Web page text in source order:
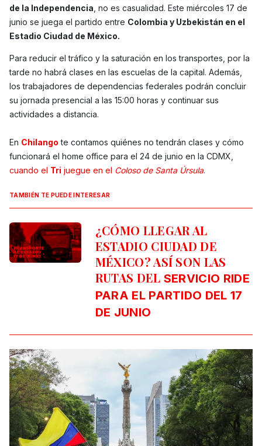
de la Independencia , no es casualidad. Este miércoles 17 de
junio se juega el partido entre Colombia y Uzbekistán en el
Estadio Ciudad de México.
Para reducir el tráfico y la saturación en los transportes, por la
tarde no habrá clases en las escuelas de la capital. Además,
los trabajadores de dependencias federales podrán concluir
su jornada presencial a las 15:00 horas y continuar sus
actividades a distancia.
En Chilango te contamos quiénes no tendrán clases y cómo
funcionará el home office para el 24 de junio en la CDMX,
cuando el Tri juegue en el Coloso de Santa Úrsula.
TAMBIÉN TE PUEDE INTERESAR
¿CÓMO LLEGAR AL
ESTADIO CIUDAD DE
MÉXICO? ASÍ SON LAS
RUTAS DEL SERVICIO RIDE
PARA EL PARTIDO DEL 17
DE JUNIO